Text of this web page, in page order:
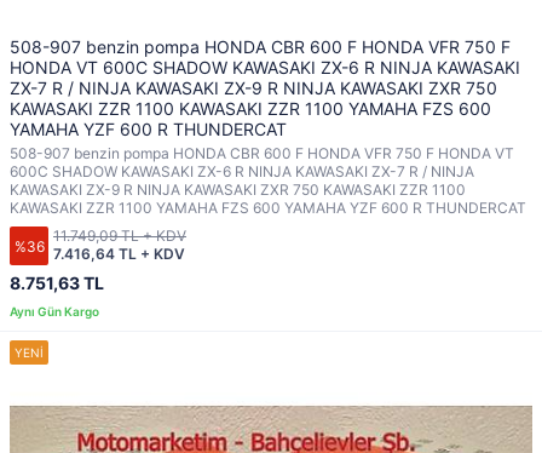
508-907 benzin pompa HONDA CBR 600 F HONDA VFR 750 F
HONDA VT 600C SHADOW KAWASAKI ZX-6 R NINJA KAWASAKI
ZX-7 R / NINJA KAWASAKI ZX-9 R NINJA KAWASAKI ZXR 750
KAWASAKI ZZR 1100 KAWASAKI ZZR 1100 YAMAHA FZS 600
YAMAHA YZF 600 R THUNDERCAT
508-907 benzin pompa HONDA CBR 600 F HONDA VFR 750 F HONDA VT
600C SHADOW KAWASAKI ZX-6 R NINJA KAWASAKI ZX-7 R / NINJA
KAWASAKI ZX-9 R NINJA KAWASAKI ZXR 750 KAWASAKI ZZR 1100
KAWASAKI ZZR 1100 YAMAHA FZS 600 YAMAHA YZF 600 R THUNDERCAT
%36
8.751,63 TL
7.416,64 TL + KDV
11.749,09 TL + KDV